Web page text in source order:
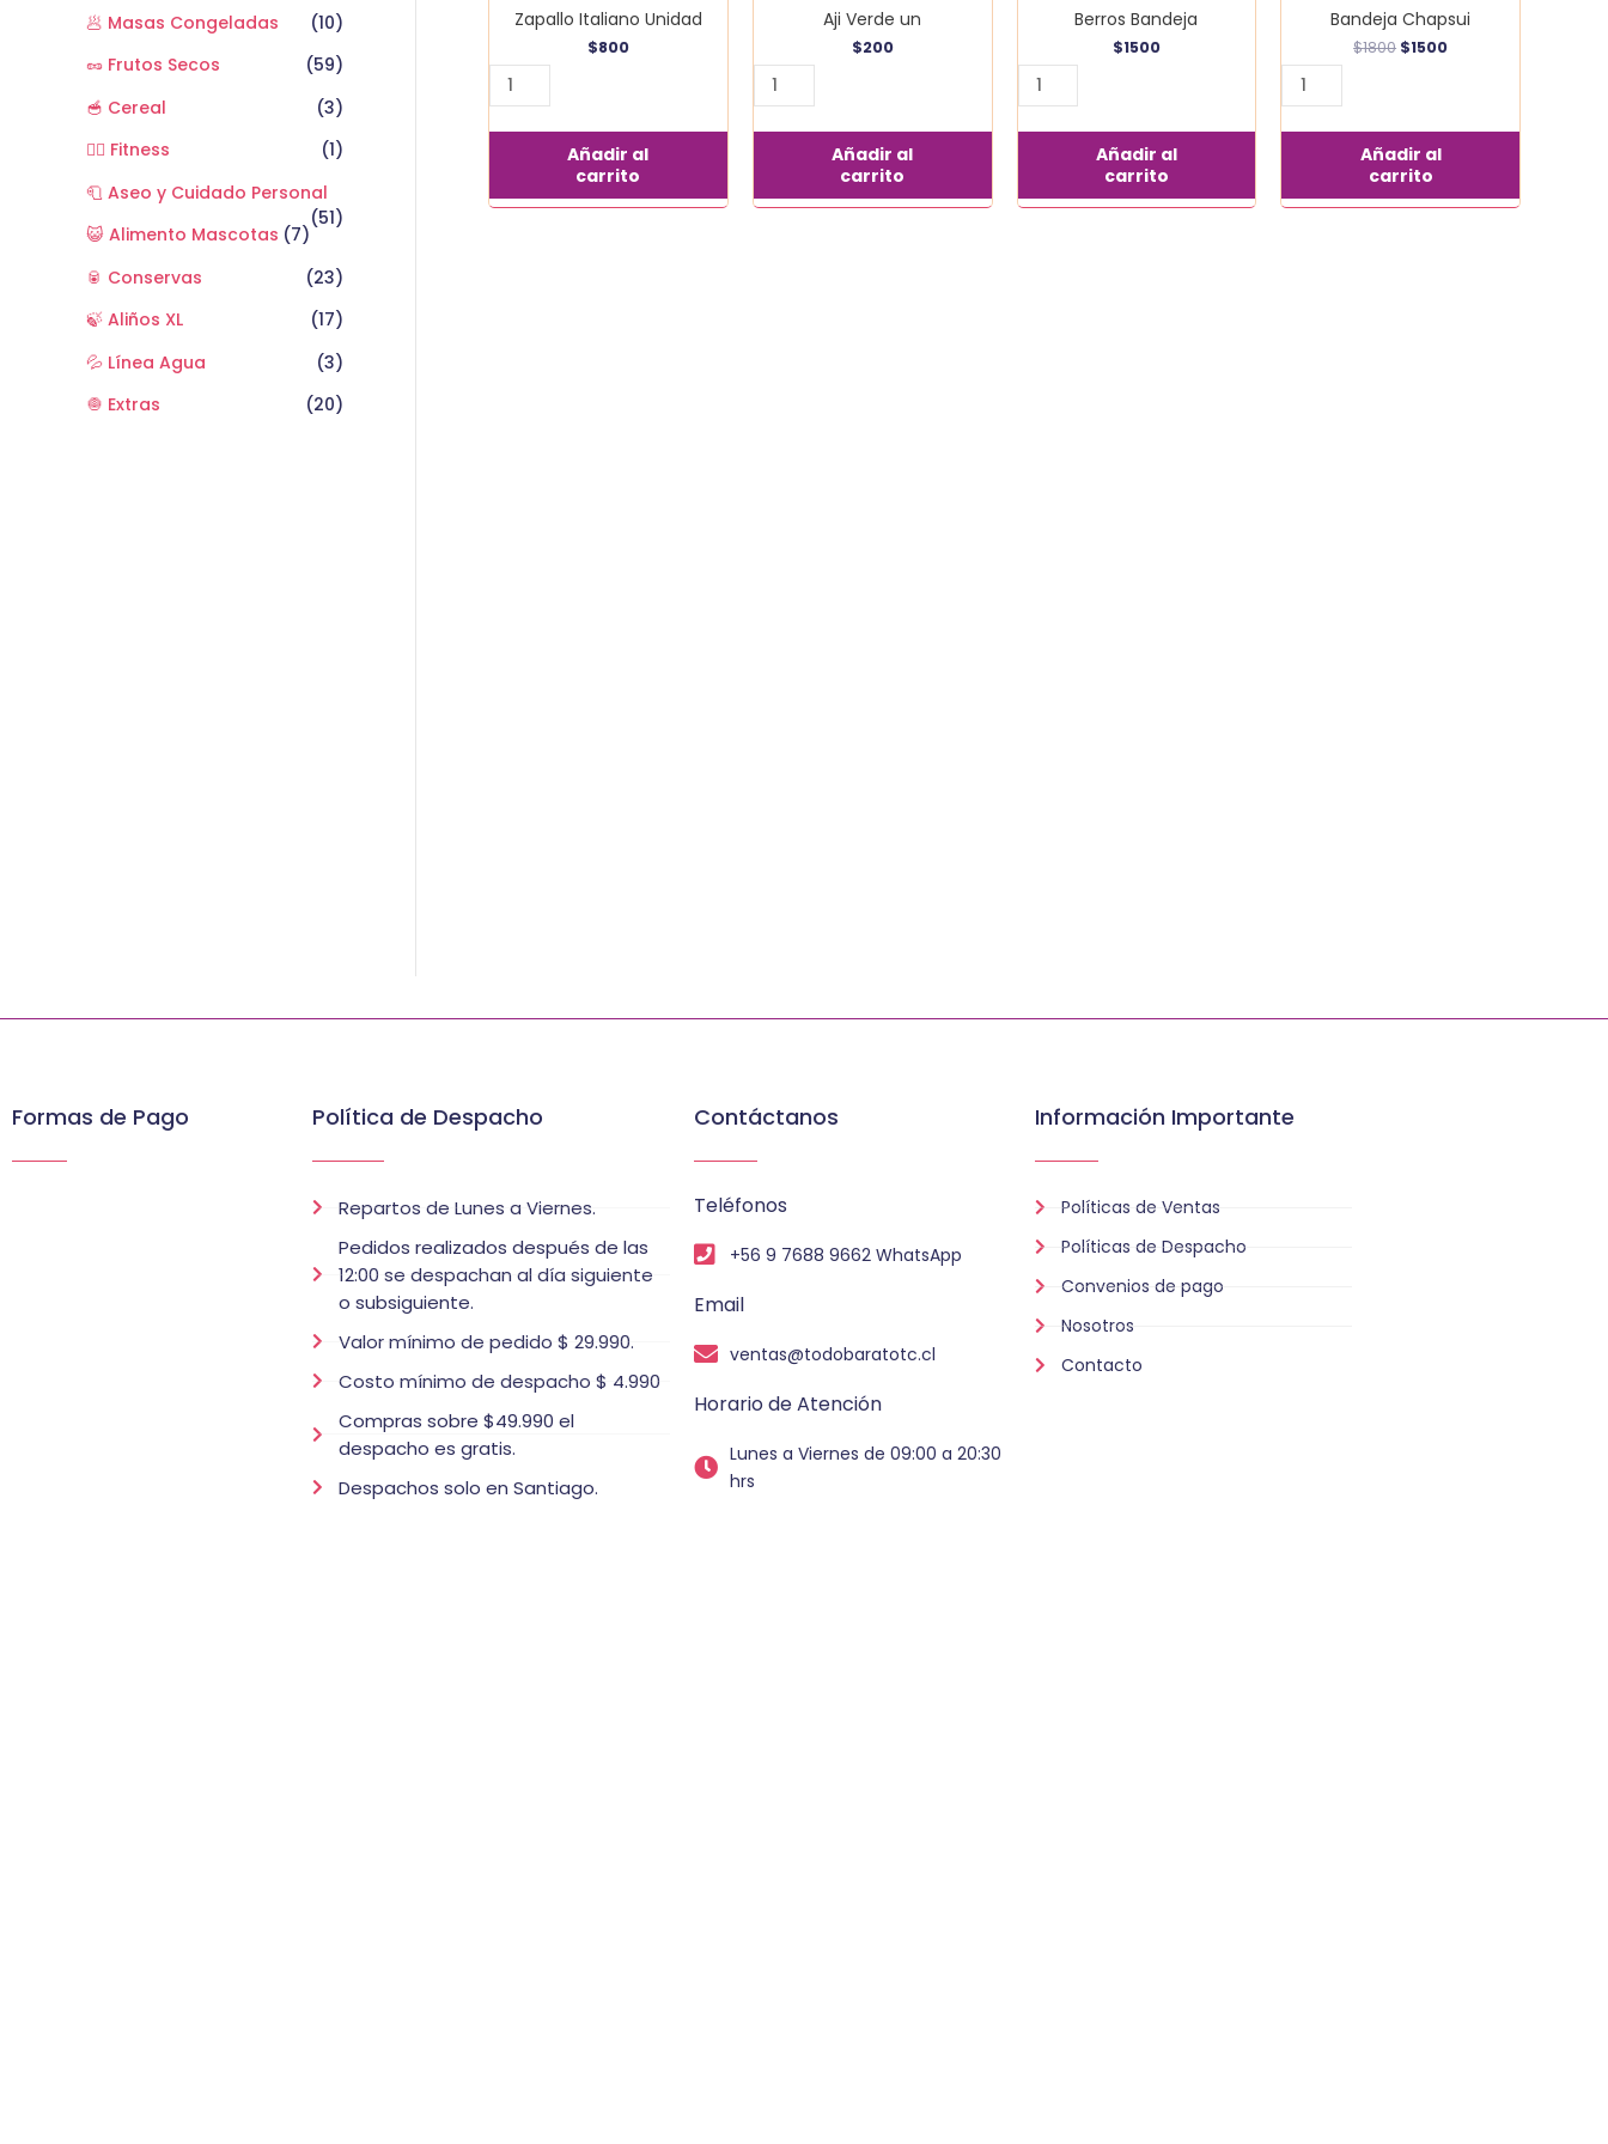
🥟 Masas Congeladas
(10)
🥜 Frutos Secos
(59)
🥣 Cereal
(3)
🏋️‍♂️ Fitness
(1)
🧻 Aseo y Cuidado Personal
(51)
😺 Alimento Mascotas (7)
🥫 Conservas
(23)
🍃 Aliños XL
(17)
💦 Línea Agua
(3)
🧅 Extras
(20)
Zapallo Italiano Unidad
$800
Añadir al
carrito
Aji Verde un
$200
Añadir al
carrito
Berros Bandeja
$1500
Añadir al
carrito
Bandeja Chapsui
$1800 $1500
Añadir al
carrito
Formas de Pago Política de Despacho
Repartos de Lunes a Viernes.
Pedidos realizados después de las
12:00 se despachan al día siguiente
o subsiguiente.
Valor mínimo de pedido $ 29.990.
Costo mínimo de despacho $ 4.990
Compras sobre $49.990 el
despacho es gratis.
Despachos solo en Santiago.
Contáctanos
Teléfonos
+56 9 7688 9662 WhatsApp
Email
ventas@todobaratotc.cl
Horario de Atención
Lunes a Viernes de 09:00 a 20:30
hrs
Información Importante
Políticas de Ventas
Políticas de Despacho
Convenios de pago
Nosotros
Contacto